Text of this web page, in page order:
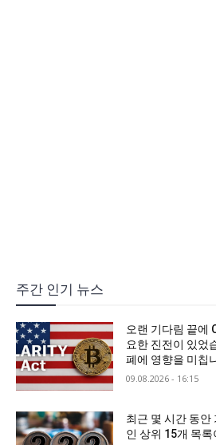
주간 인기 뉴스
오랜 기다림 끝에
요한 진전이 있었
폐에 영향을 미칩
09.08.2026 - 16:15
최근 몇 시간 동안
인 상위 15개 목